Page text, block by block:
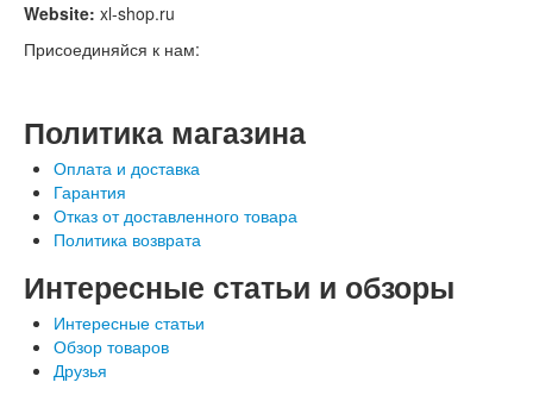
Website: xl-shop.ru
Присоединяйся к нам:
Политика магазина
Оплата и доставка
Гарантия
Отказ от доставленного товара
Политика возврата
Интересные статьи и обзоры
Интересные статьи
Обзор товаров
Друзья